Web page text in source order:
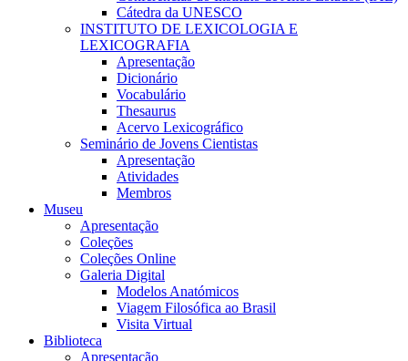
Cátedra da UNESCO
INSTITUTO DE LEXICOLOGIA E
LEXICOGRAFIA
Apresentação
Dicionário
Vocabulário
Thesaurus
Acervo Lexicográfico
Seminário de Jovens Cientistas
Apresentação
Atividades
Membros
Museu
Apresentação
Coleções
Coleções Online
Galeria Digital
Modelos Anatómicos
Viagem Filosófica ao Brasil
Visita Virtual
Biblioteca
Apresentação